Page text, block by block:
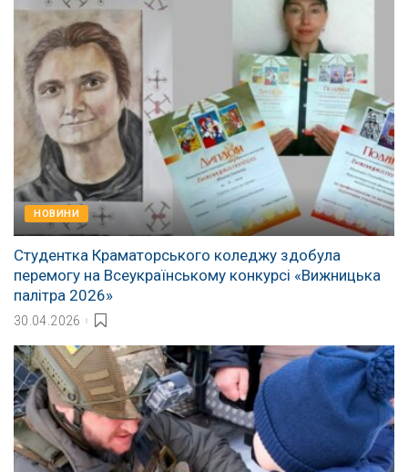
НОВИНИ
Студентка Краматорського коледжу здобула
перемогу на Всеукраїнському конкурсі «Вижницька
палітра 2026»
30.04.2026